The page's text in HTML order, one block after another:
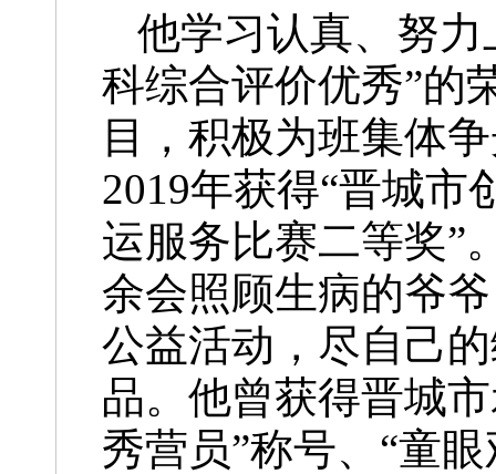
他学习认真、努
科综合评价优秀”的
目，积极为班集体
2019年获得“晋城市
运服务比赛二等奖”
余会照顾生病的爷
公益活动，尽自己
品。他曾获得晋城
秀营员”称号、“童